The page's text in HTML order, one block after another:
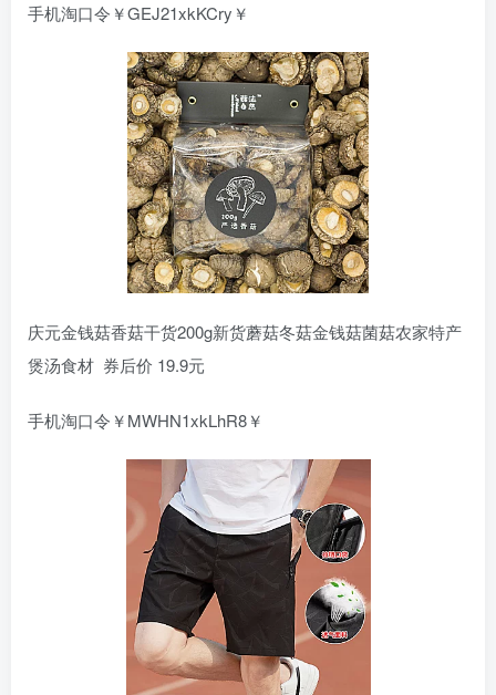
手机淘口令￥GEJ21xkKCry￥
庆元金钱菇香菇干货200g新货蘑菇冬菇金钱菇菌菇农家特产
煲汤食材 券后价 19.9元
手机淘口令￥MWHN1xkLhR8￥